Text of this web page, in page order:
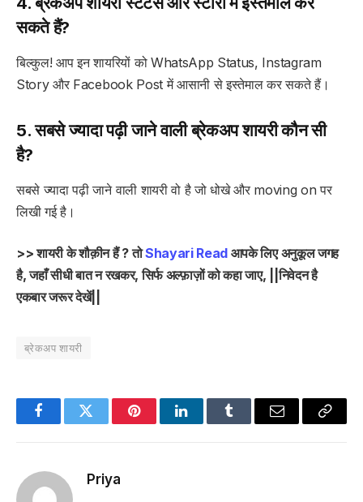
सकते हैं?
बिल्कुल! आप इन शायरियों को WhatsApp Status, Instagram
Story और Facebook Post में आसानी से इस्तेमाल कर सकते हैं।
5. सबसे ज्यादा पढ़ी जाने वाली ब्रेकअप शायरी कौन सी
है?
सबसे ज्यादा पढ़ी जाने वाली शायरी वो है जो धोखे और moving on पर
लिखी गई है।
>> शायरी के शौक़ीन हैं ? तोShayari Read आपके लिए अनुकूल जगह
है, जहाँ सीधी बात न रखकर, सिर्फ अल्फ़ाज़ों को कहा जाए, ||निवेदन है
एकबार जरूर देखें||
ब्रेकअप शायरी
FacebookTwitter PinterestLinkedInTumblr Email
Copy
Priya